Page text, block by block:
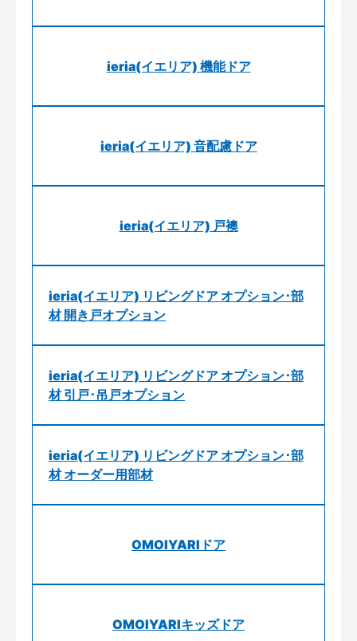
ieria(イエリア) 機能ドア
ieria(イエリア) 音配慮ドア
ieria(イエリア) 戸襖
ieria(イエリア) リビングドア オプション･部
材 開き戸オプション
ieria(イエリア) リビングドア オプション･部
材 引戸･吊戸オプション
ieria(イエリア) リビングドア オプション･部
材 オーダー用部材
OMOIYARIドア
OMOIYARIキッズドア